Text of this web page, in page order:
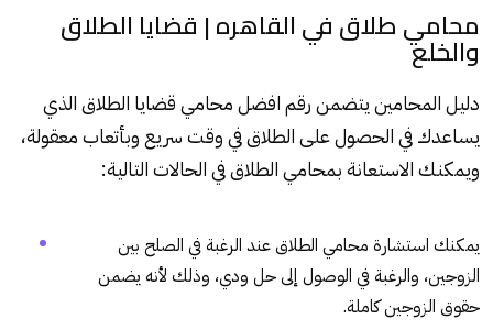
محامي طلاق في القاهره | قضايا الطلاق
والخلع
دليل المحامين يتضمن رقم افضل محامي قضايا الطلاق الذي
يساعدك في الحصول على الطلاق في وقت سريع وبأتعاب معقولة،
ويمكنك الاستعانة بمحامي الطلاق في الحالات التالية:
يمكنك استشارة محامي الطلاق عند الرغبة في الصلح بين
الزوجين، والرغبة في الوصول إلى حل ودي، وذلك لأنه يضمن
حقوق الزوجين كاملة.